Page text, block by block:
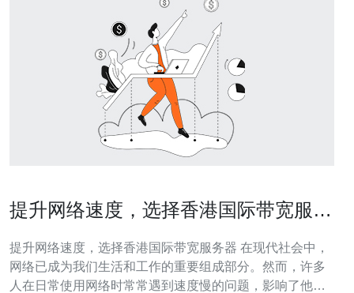
提升网络速度，选择香港国际带宽服务
提升网络速度，选择香港国际带宽服务器 在现代社会中，
网络已成为我们生活和工作的重要组成部分。然而，许多
人在日常使用网络时常常遇到速度慢的问题，影响了他们